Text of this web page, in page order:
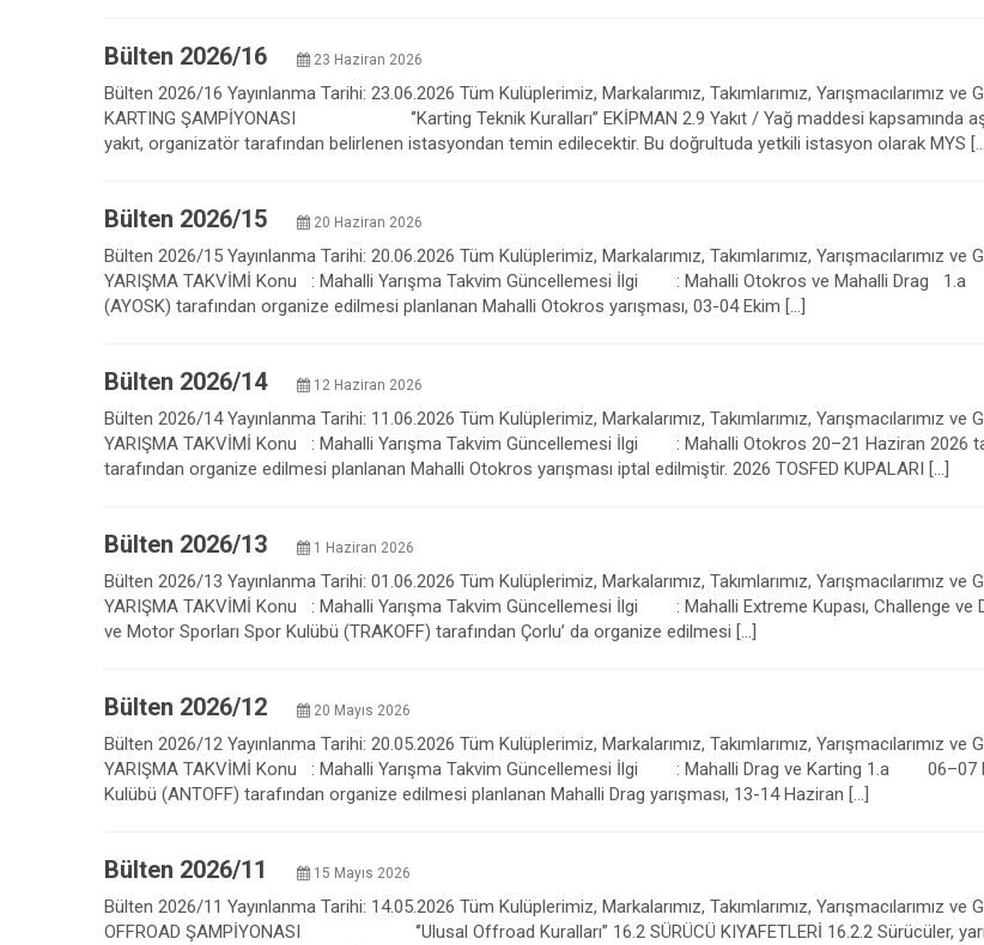
Bülten 2026/16 23 Haziran 2026
Bülten 2026/16 Yayınlanma Tarihi: 23.06.2026 Tüm Kulüplerimiz, Markalarımız, Takımlarımız, Yarışmacılarımız
KARTING ŞAMPİYONASI ‘’Karting Teknik Kuralları’’ EKİPMAN 2.9 Yakıt / Yağ maddesi kapsamında
yakıt, organizatör tarafından belirlenen istasyondan temin edilecektir. Bu doğrultuda yetkili istasyon olarak MYS
Bülten 2026/15 20 Haziran 2026
Bülten 2026/15 Yayınlanma Tarihi: 20.06.2026 Tüm Kulüplerimiz, Markalarımız, Takımlarımız, Yarışmacılarımız
YARIŞMA TAKVİMİ Konu : Mahalli Yarışma Takvim Güncellemesi İlgi : Mahalli Otokros ve Mahalli Drag
(AYOSK) tarafından organize edilmesi planlanan Mahalli Otokros yarışması, 03-04 Ekim […]
Bülten 2026/14 12 Haziran 2026
Bülten 2026/14 Yayınlanma Tarihi: 11.06.2026 Tüm Kulüplerimiz, Markalarımız, Takımlarımız, Yarışmacılarımız
YARIŞMA TAKVİMİ Konu : Mahalli Yarışma Takvim Güncellemesi İlgi : Mahalli Otokros 20–21 Haziran 2026
tarafından organize edilmesi planlanan Mahalli Otokros yarışması iptal edilmiştir. 2026 TOSFED KUPALARI […]
Bülten 2026/13 1 Haziran 2026
Bülten 2026/13 Yayınlanma Tarihi: 01.06.2026 Tüm Kulüplerimiz, Markalarımız, Takımlarımız, Yarışmacılarımız
YARIŞMA TAKVİMİ Konu : Mahalli Yarışma Takvim Güncellemesi İlgi : Mahalli Extreme Kupası, Challenge
ve Motor Sporları Spor Kulübü (TRAKOFF) tarafından Çorlu’ da organize edilmesi […]
Bülten 2026/12 20 Mayıs 2026
Bülten 2026/12 Yayınlanma Tarihi: 20.05.2026 Tüm Kulüplerimiz, Markalarımız, Takımlarımız, Yarışmacılarımız
YARIŞMA TAKVİMİ Konu : Mahalli Yarışma Takvim Güncellemesi İlgi : Mahalli Drag ve Karting 1.a 06–07
Kulübü (ANTOFF) tarafından organize edilmesi planlanan Mahalli Drag yarışması, 13-14 Haziran […]
Bülten 2026/11 15 Mayıs 2026
Bülten 2026/11 Yayınlanma Tarihi: 14.05.2026 Tüm Kulüplerimiz, Markalarımız, Takımlarımız, Yarışmacılarımız
OFFROAD ŞAMPİYONASI ‘’Ulusal Offroad Kuralları’’ 16.2 SÜRÜCÜ KIYAFETLERİ 16.2.2 Sürücüler,